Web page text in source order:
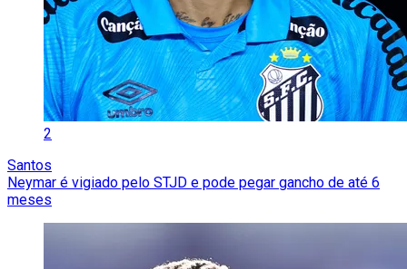
2
Santos
Neymar é vigiado pelo STJD e pode pegar gancho de até 6
meses